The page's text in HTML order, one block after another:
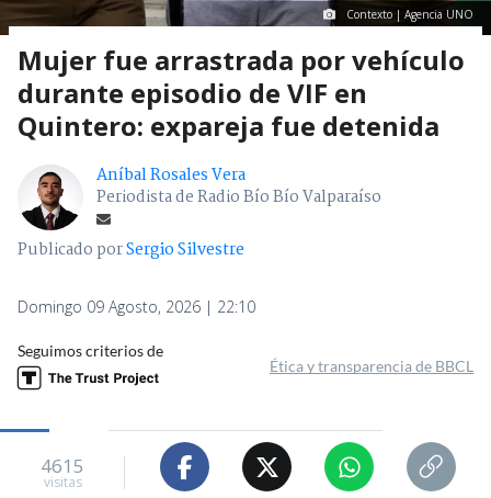
Contexto | Agencia UNO
Mujer fue arrastrada por vehículo
durante episodio de VIF en
Quintero: expareja fue detenida
Aníbal Rosales Vera
Periodista de Radio Bío Bío Valparaíso
Publicado porSergio Silvestre
Domingo 09 Agosto, 2026 | 22:10
Seguimos criterios de
Ética y transparencia de BBCL
4615
visitas